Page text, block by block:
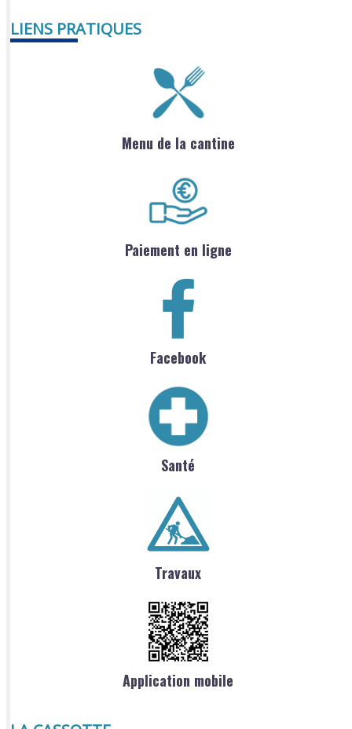
LIENS PRATIQUES
Menu de la cantine
Paiement en ligne
Facebook
Santé
Travaux
Application mobile